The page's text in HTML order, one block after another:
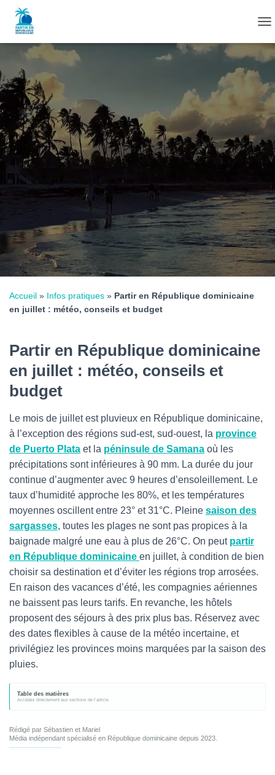
É
E
R
L
A
A
T
O
N
Accueil » Infos pratiques » Partir en République dominicaine
en juillet : météo, conseils et budget
Partir en République dominicaine
en juillet : météo, conseils et
budget
Le mois de juillet est pluvieux en République dominicaine,
à l’exception des régions sud-est, sud-ouest, la province
de Puerto Plata et la péninsule de Samana où les
précipitations sont inférieures à 90 mm. La durée du jour
continue d’augmenter avec 9 heures d’ensoleillement. Le
taux d’humidité approche les 80%, et les températures
moyennes oscillent entre 23° et 31°C. Pleine saison des
sargasses, toutes les plages ne sont pas propices à la
baignade malgré une eau à plus de 26°C. On peut partir
en République dominicaine en juillet, à condition de bien
choisir sa destination et d’éviter les régions trop arrosées.
En raison des vacances d’été, les compagnies aériennes
ne baissent pas leurs tarifs. En revanche, les hôtels
proposent des séjours à des prix plus bas. Réservez avec
des dates flexibles à cause de la météo incertaine, et
privilégiez les provinces moins marquées par la saison des
pluies.
Table des matières
Rédigé par Sébastien et Mariel
Média indépendant spécialisé en République dominicaine depuis 2023.